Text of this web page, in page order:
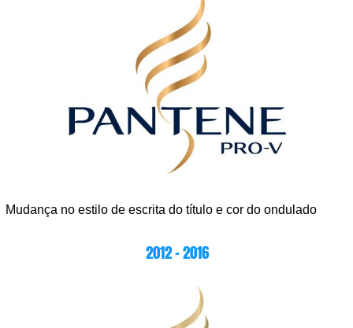
Mudança no estilo de escrita do título e cor do ondulado
2012 – 2016